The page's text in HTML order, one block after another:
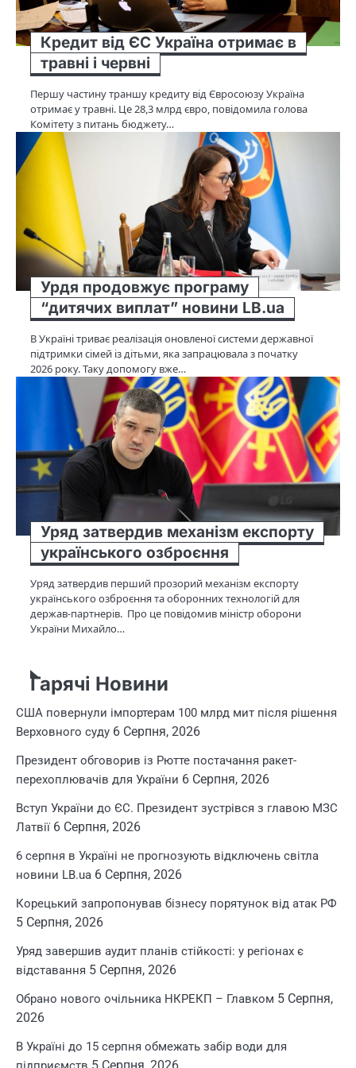
Кредит від ЄС Україна отримає в
травні і червні
Першу частину траншу кредиту від Євросоюзу Україна
отримає у травні. Це 28,3 млрд євро, повідомила голова
Комітету з питань бюджету…
Урдя продовжує програму
“дитячих виплат” новини LB.ua
В Україні триває реалізація оновленої системи державної
підтримки сімей із дітьми, яка запрацювала з початку
2026 року. Таку допомогу вже…
Уряд затвердив механізм експорту
українського озброєння
Уряд затвердив перший прозорий механізм експорту
українського озброєння та оборонних технологій для
держав-партнерів. Про це повідомив міністр оборони
України Михайло…
Гарячі Новини
США повернули імпортерам 100 млрд мит після рішення
Верховного суду 6 Серпня, 2026
Президент обговорив із Рютте постачання ракет-
перехоплювачів для України 6 Серпня, 2026
Вступ України до ЄС. Президент зустрівся з главою МЗС
Латвії 6 Серпня, 2026
6 серпня в Україні не прогнозують відключень світла
новини LB.ua 6 Серпня, 2026
Корецький запропонував бізнесу порятунок від атак РФ
5 Серпня, 2026
Уряд завершив аудит планів стійкості: у регіонах є
відставання 5 Серпня, 2026
Обрано нового очільника НКРЕКП – Главком 5 Серпня,
2026
В Україні до 15 серпня обмежать забір води для